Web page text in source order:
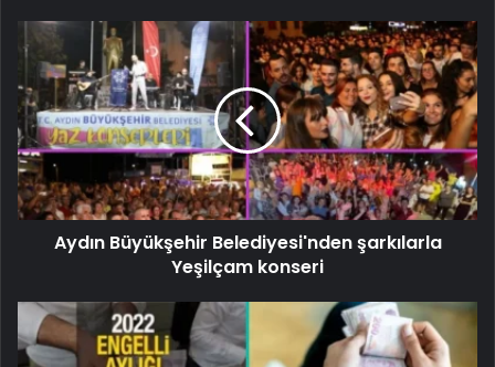
Aydın Büyükşehir Belediyesi'nden şarkılarla
Yeşilçam konseri